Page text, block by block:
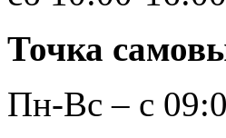
Точка
Пн-Вс – с